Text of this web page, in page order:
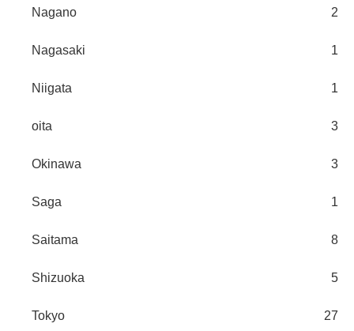
Nagano 2
Nagasaki 1
Niigata 1
oita 3
Okinawa 3
Saga 1
Saitama 8
Shizuoka 5
Tokyo 27